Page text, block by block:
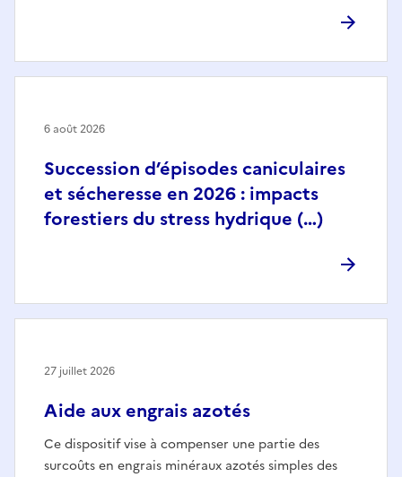
Succession d’épisodes caniculaires
et sécheresse en 2026 : impacts
forestiers du stress hydrique (…)
6 août 2026
Aide aux engrais azotés
Ce dispositif vise à compenser une partie des
surcoûts en engrais minéraux azotés simples des
27 juillet 2026